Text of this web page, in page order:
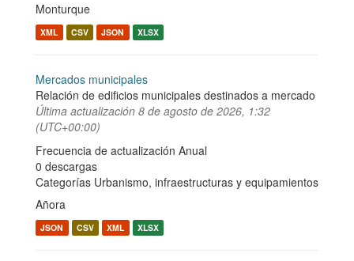
Monturque
XML CSV JSON XLSX
Mercados municipales
Relación de edificios municipales destinados a mercado
Última actualización 8 de agosto de 2026, 1:32
(UTC+00:00)
Frecuencia de actualización Anual
0 descargas
Categorías Urbanismo, infraestructuras y equipamientos
Añora
JSON CSV XML XLSX